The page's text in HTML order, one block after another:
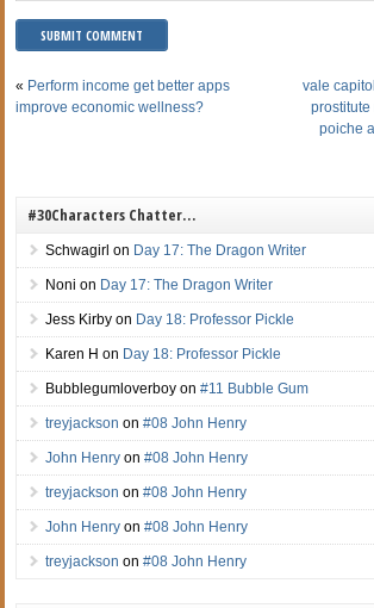
« Perform income get better apps
improve economic wellness?
vale
poiche
#30Characters Chatter…
Schwagirl on Day 17: The Dragon Writer
Noni on Day 17: The Dragon Writer
Jess Kirby on Day 18: Professor Pickle
Karen H on Day 18: Professor Pickle
Bubblegumloverboy on#11 Bubble Gum
treyjackson on#08 John Henry
John Henry on#08 John Henry
treyjackson on#08 John Henry
John Henry on#08 John Henry
treyjackson on#08 John Henry